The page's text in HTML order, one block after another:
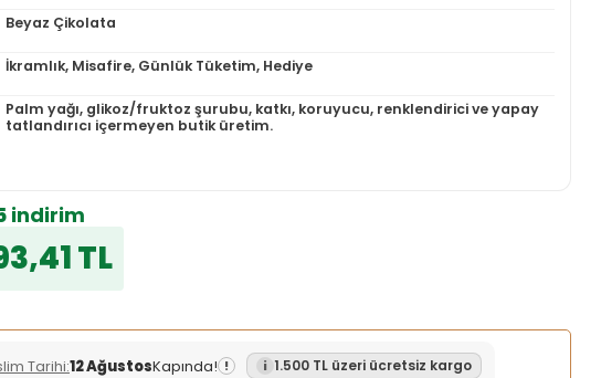
Beyaz Çikolata
İkramlık, Misafire, Günlük Tüketim, Hediye
Palm yağı, glikoz/fruktoz şurubu, katkı, koruyucu, renklendirici ve yapay
tatlandırıcı içermeyen butik üretim.
indirim
TL
Tarihi:12 AğustosKapında! ! 1.500 TL üzeri ücretsiz kargo